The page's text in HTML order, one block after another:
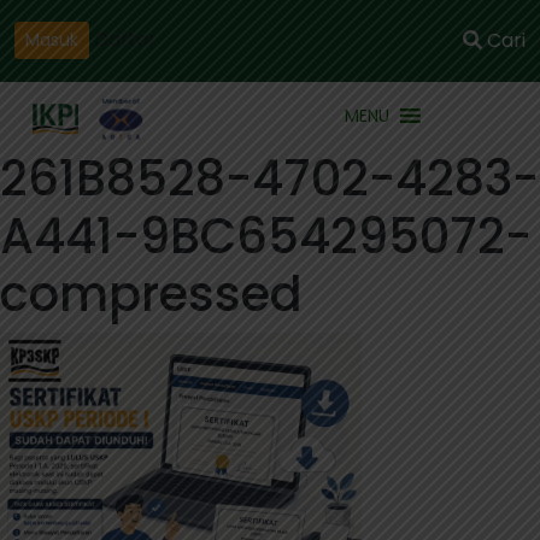
Masuk Cari
MENU
261B8528-4702-4283-
A441-9BC654295072-
compressed